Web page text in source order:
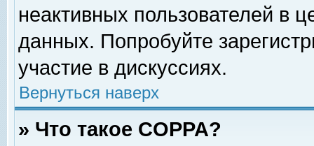
неактивных пользователей в
данных. Попробуйте
участие в дискуссиях.
Вернуться наверх
» Что такое COPPA?